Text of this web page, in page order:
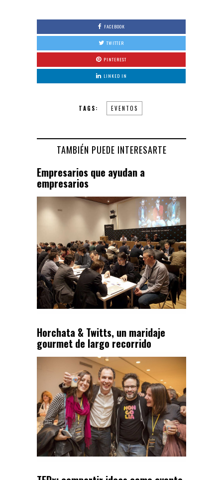
FACEBOOK
TWITTER
PINTEREST
LINKED IN
TAGS: EVENTOS
TAMBIÉN PUEDE INTERESARTE
Empresarios que ayudan a
empresarios
Horchata & Twitts, un maridaje
gourmet de largo recorrido